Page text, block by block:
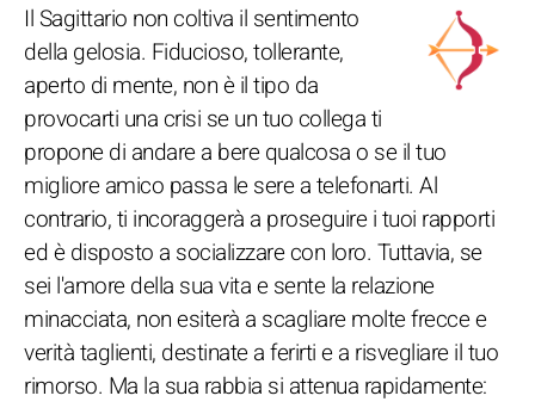
Il Sagittario non coltiva il sentimento
della gelosia. Fiducioso, tollerante,
aperto di mente, non è il tipo da
provocarti una crisi se un tuo collega ti
propone di andare a bere qualcosa o se il tuo
migliore amico passa le sere a telefonarti. Al
contrario, ti incoraggerà a proseguire i tuoi rapporti
ed è disposto a socializzare con loro. Tuttavia, se
sei l'amore della sua vita e sente la relazione
minacciata, non esiterà a scagliare molte frecce e
verità taglienti, destinate a ferirti e a risvegliare il tuo
rimorso. Ma la sua rabbia si attenua rapidamente: